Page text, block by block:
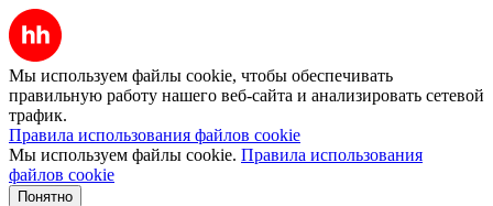
Мы используем файлы cookie, чтобы обеспечивать
правильную работу нашего веб-сайта и анализировать сетевой
трафик.
Правила использования файлов cookie
Мы используем файлы cookie. Правила использования
файлов cookie
Понятно